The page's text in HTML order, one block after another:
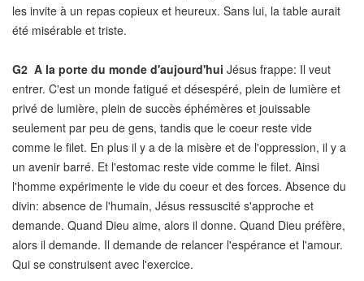
les invite à un repas copieux et heureux. Sans lui, la table aurait
été misérable et triste.
G2 A la porte du monde d'aujourd'hui Jésus frappe: Il veut
entrer. C'est un monde fatigué et désespéré, plein de lumière et
privé de lumière, plein de succès éphémères et jouissable
seulement par peu de gens, tandis que le coeur reste vide
comme le filet. En plus il y a de la misère et de l'oppression, il y a
un avenir barré. Et l'estomac reste vide comme le filet. Ainsi
l'homme expérimente le vide du coeur et des forces. Absence du
divin: absence de l'humain, Jésus ressuscité s'approche et
demande. Quand Dieu aime, alors il donne. Quand Dieu préfère,
alors il demande. Il demande de relancer l'espérance et l'amour.
Qui se construisent avec l'exercice.